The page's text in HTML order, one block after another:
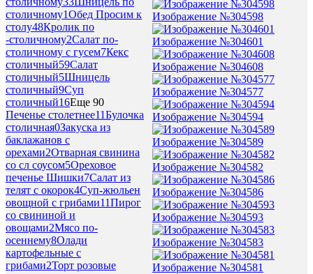
столичному1Обед Просим к
столу48Кролик по
-столичному2Салат по-
столичному с гусем7Кекс
столичный59Салат
столичный5Шницель
столичный9Суп
столичный16Еще 90
Печенье столетнее11Булочка
столичная0Закуска из
баклажанов с
орехами2Отварная свинина
со сл соусом5Ореховое
печенье Шишки7Салат из
телят с окорок4Суп-жюльен
овощной с грибами11Пирог
со свининой и
овощами2Мясо по-
осеннему8Олади
картофельные с
грибами2Торт розовые
Изображение №304598
Изображение №304601
Изображение №304608
Изображение №304577
Изображение №304594
Изображение №304589
Изображение №304582
Изображение №304586
Изображение №304593
Изображение №304583
Изображение №304581